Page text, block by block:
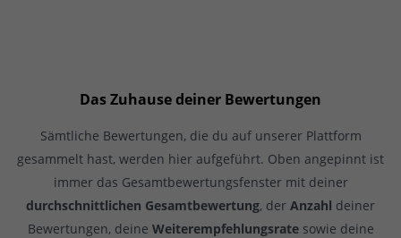
Das Zuhause deiner Bewertungen
Sämtliche Bewertungen, die du auf unserer Plattform
gesammelt hast, werden hier aufgeführt. Oben angepinnt ist
immer das Gesamtbewertungsfenster mit deiner
durchschnittlichen Gesamtbewertung, der Anzahl deiner
Bewertungen, deine Weiterempfehlungsratesowie deine